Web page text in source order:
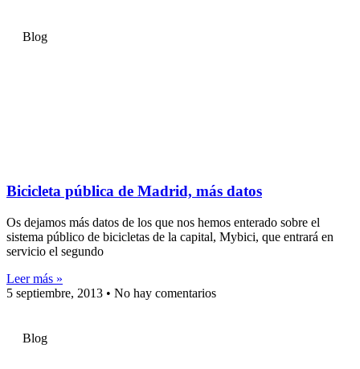
Blog
Bicicleta pública de Madrid, más datos
Os dejamos más datos de los que nos hemos enterado sobre el
sistema público de bicicletas de la capital, Mybici, que entrará en
servicio el segundo
Leer más »
5 septiembre, 2013
No hay comentarios
Blog